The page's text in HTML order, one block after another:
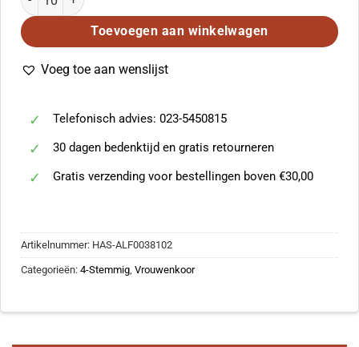
Toevoegen aan winkelwagen
Voeg toe aan wenslijst
Telefonisch advies: 023-5450815
30 dagen bedenktijd en gratis retourneren
Gratis verzending voor bestellingen boven €30,00
Artikelnummer: HAS-ALF0038102
Categorieën: 4-Stemmig Vrouwenkoor